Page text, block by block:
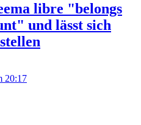
libre "belongs
und lässt sich
20:17